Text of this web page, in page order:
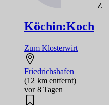
Z
Köchin:Koch
Zum Klosterwirt
Friedrichshafen
(12 km entfernt)
vor 8 Tagen